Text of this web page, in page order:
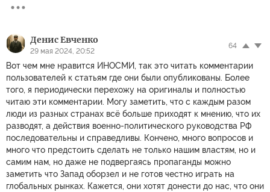
Денис Евченко
29 мая 2024, 20:52
64
Вот чем мне нравится ИНОСМИ, так это читать комментарии
пользователей к статьям где они были опубликованы. Более
того, я периодически перехожу на оригиналы и полностью
читаю эти комментарии. Могу заметить, что с каждым разом
люди из разных странах всё больше приходят к мнению, что их
разводят, а действия военно-политического руководства РФ
последовательны и справедливы. Кончено, много вопросов и
много что предстоить сделать не только нашим властям, но и
самим нам, но даже не подвергаясь пропаганды можно
заметить что Запад оборзел и не готов честно играть на
глобальных рынках. Кажется, они хотят донести до нас, что они